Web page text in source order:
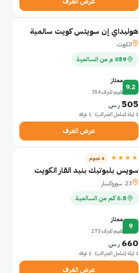
هوليداي إن سويتس كويت سالمية
الكويت
859 م من السالمية
9.2
ممتاز
تقييم للنزلاء 354
505 ر.س
1 ليلة (شامل الضرائب) · 1 غرفة
عرض الغرف
★★★★ 4 نجوم
سويس بلبوتيك بنيد القار الكويت
23. سوروكسار
8.5 كم من السالمية
9
ممتاز
تقييم للنزلاء 273
660 ر.س
1 ليلة (شامل الضرائب) · 1 غرفة
عرض الغرف